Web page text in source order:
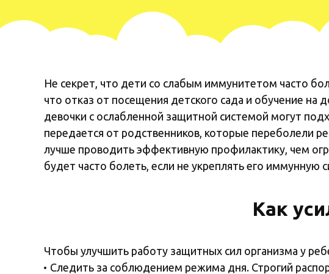
Не секрет, что дети со слабым иммунитетом часто
что отказ от посещения детского сада и обучение
девочки с ослабленной защитной системой могут
передается от родственников, которые переболели
лучше проводить эффективную профилактику, чем
будет часто болеть, если не укреплять его иммунную
Как
Чтобы улучшить работу защитных сил организма у
Следить за соблюдением режима дня. Строгий